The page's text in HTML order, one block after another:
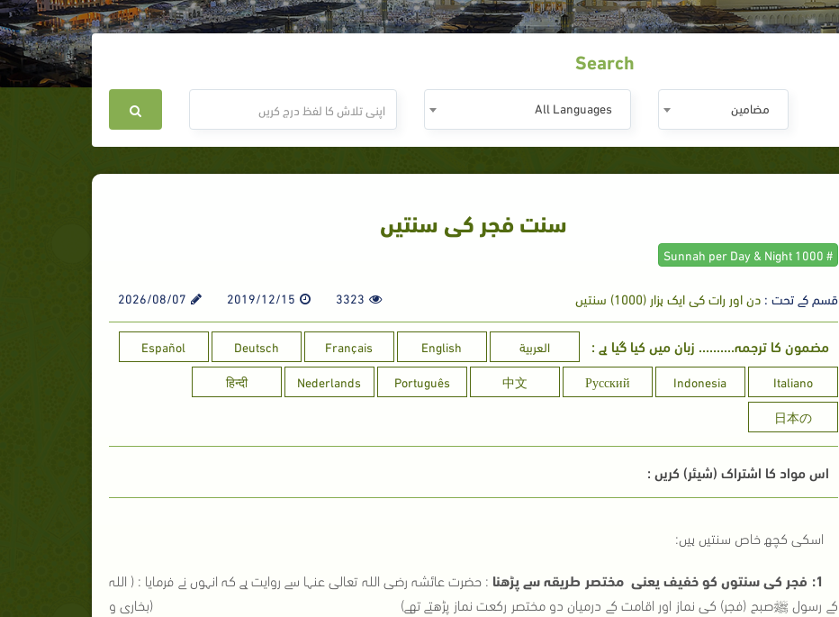
Search
مضامين All Languages
سنت فجر کی سنتیں
# 1000 Sunnah per Day & Night
قسم کے تحت :دن اور رات کی ایک ہزار (1000) سنتیں 3323
2019/12/15
2026/08/07
مضمون کا ترجمہ.......... زبان میں کیا گیا ہے : العربية English
Français
Deutsch
Español
Italiano
Indonesia
Русский
中文
Português
Nederlands
हिन्दी
日本の
اس مواد کا اشتراک (شیئر) کریں :
اسکی کچھ خاص سنتیں ہیں:
1: فجر کی سنتوں کو خفیف یعنی مختصر طریقہ سے پڑھنا : حضرت عائشہ رضی اللہ تعالی عنہا سے روایت ہے کہ انہوں نے فرمایا : ( اللہ
کے رسول ﷺصبح (فجر) کی نماز اور اقامت کے درمیان دو مختصر رکعت نماز پڑھتے تھے) (بخاری و